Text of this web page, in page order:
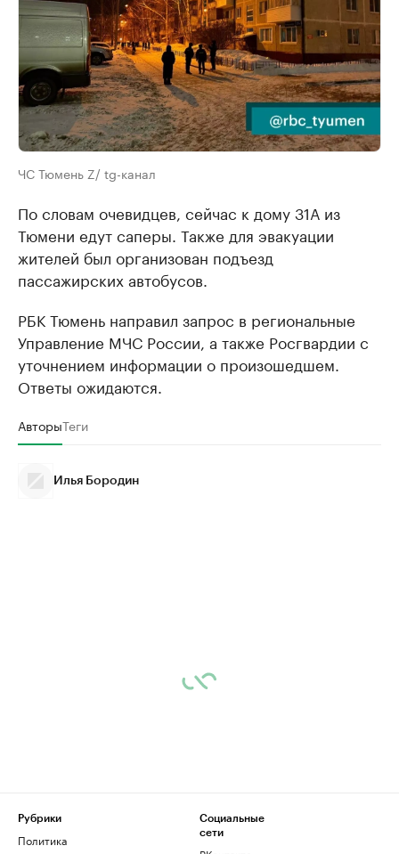
ЧС Тюмень Z/ tg-канал
По словам очевидцев, сейчас к дому 31А из
Тюмени едут саперы. Также для эвакуации
жителей был организован подъезд
пассажирских автобусов.
РБК Тюмень направил запрос в региональные
Управление МЧС России, а также Росгвардии с
уточнением информации о произошедшем.
Ответы ожидаются.
АвторыТеги
Илья Бородин
Рубрики
Политика
Социальные
сети